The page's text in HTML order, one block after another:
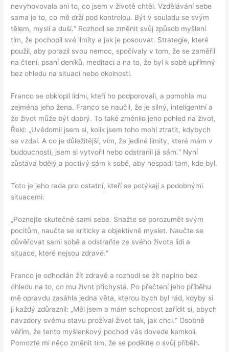
nevyhovovala ani to, co jsem v životě chtěl. Vzdělávání sebe
sama je to, co mě drží pod kontrolou. Být v souladu se svým
tělem, myslí a duší.“ Rozhodl se změnit svůj způsob myšlení
tím, že pochopil své limity a jak je posouvat. Strategie, které
použil, aby porazil svou nemoc, spočívaly v tom, že se zaměřil
na čtení, psaní deníků, meditaci a na to, že byl k sobě upřímný
bez ohledu na situaci nebo okolnosti.
Franco se obklopil lidmi, kteří ho podporovali, a pomohla mu
zejména jeho žena. Franco se naučil, že je silný, inteligentní a
že život může být dobrý. To také změnilo jeho pohled na život,
Řekl: „Uvědomil jsem si, kolik jsem toho mohl ztratit, kdybych
se vzdal. A co je důležitější, vím, že jediné limity, které mám v
budoucnosti, jsem si vytvořil nebo odstranil já sám.“ Nyní
zůstává bdělý a poctivý sám k sobě, aby nespadl tam, kde byl.
Toto je jeho rada pro ostatní, kteří se potýkají s podobnými
situacemi:
„Poznejte skutečně sami sebe. Snažte se porozumět svým
pocitům, naučte se kriticky a objektivně myslet. Naučte se
důvěřovat sami sobě a odstraňte ze svého života lidi a
situace, které nejsou zdravé.“
Franco je odhodlán žít zdravě a rozhodl se žít naplno bez
ohledu na to, co mu život přichystá. Po přečtení jeho příběhu
mě opravdu zasáhla jedna věta, kterou bych byl rád, kdyby si
ji každý zdůraznil: „Měl jsem a mám schopnost zařídit si, abych
navzdory svému stavu prožíval život tak, jak chci.“ Osobně
věřím, že tento myšlenkový pochod vás dovede kamkoli.
Pomozte mi něco změnit tím, že se podělíte o svůj příběh.